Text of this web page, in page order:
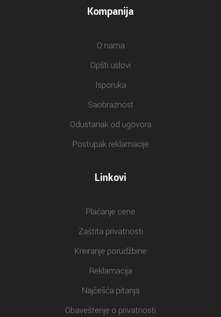
Kompanija
O nama
Opšti uslovi
Isporuka
Saobraznost
Odustanak od ugovora
Postupak reklamacije
Linkovi
Plaćanje cene
Zaštita privatnosti
Kreiranje porudžbine
Reklamacija
Najčešća pitanja
Obaveštenje o privatnosti